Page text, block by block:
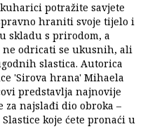
potražite savjete
hraniti svoje tijelo i
skladu s prirodom, a
odricati se ukusnih, ali
slastica. Autorica
'Sirova hrana' Mihaela
predstavlja najnovije
za najslađi dio obroka –
Slastice koje ćete pronaći u